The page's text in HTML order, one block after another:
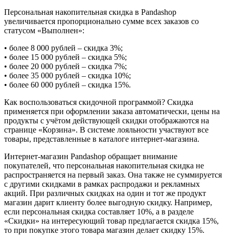
Персональная накопительная скидка в Pandashop
увеличивается пропорционально сумме всех заказов со
статусом «Выполнен»:
• более 8 000 рублей – скидка 3%;
• более 15 000 рублей – скидка 5%;
• более 20 000 рублей – скидка 7%;
• более 35 000 рублей – скидка 10%;
• более 60 000 рублей – скидка 15%.
Как воспользоваться скидочной программой? Скидка
применяется при оформлении заказа автоматически, цены на
продукты с учётом действующей скидки отображаются на
странице «Корзина». В системе лояльности участвуют все
товары, представленные в каталоге интернет-магазина.
Интернет-магазин Pandashop обращает внимание
покупателей, что персональная накопительная скидка не
распространяется на первый заказ. Она также не суммируется
с другими скидками в рамках распродажи и рекламных
акций. При различных скидках на один и тот же продукт
магазин дарит клиенту более выгодную скидку. Например,
если персональная скидка составляет 10%, а в разделе
«Скидки» на интересующий товар предлагается скидка 15%,
то при покупке этого товара магазин делает скидку 15%.